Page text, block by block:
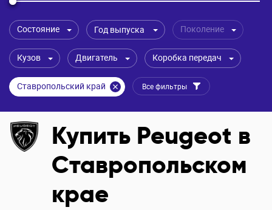
Состояние Год выпуска Поколение
Кузов Двигатель Коробка передач
Ставропольский край Все фильтры
Купить Peugeot в
Ставропольском
крае